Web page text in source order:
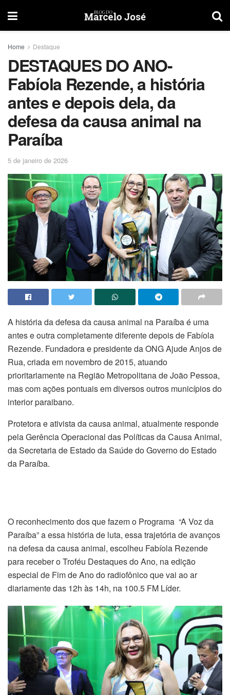
Home Destaque
DESTAQUES DO ANO-
Fabíola Rezende, a história
antes e depois dela, da
defesa da causa animal na
Paraíba
5 de janeiro de 2026
A história da defesa da causa animal na Paraíba é uma
antes e outra completamente diferente depois de Fabíola
Rezende. Fundadora e presidente da ONG Ajude Anjos de
Rua, criada em novembro de 2015, atuando
prioritariamente na Região Metropolitana de João Pessoa,
mas com ações pontuais em diversos outros municípios do
interior paraibano.
Protetora e ativista da causa animal, atualmente responde
pela Gerência Operacional das Políticas da Causa Animal,
da Secretaria de Estado da Saúde do Governo do Estado
da Paraíba.
O reconhecimento dos que fazem o Programa “A Voz da
Paraíba” a essa história de luta, essa trajetória de avanços
na defesa da causa animal, escolheu Fabíola Rezende
para receber o Troféu Destaques do Ano, na edição
especial de Fim de Ano do radiofônico que vai ao ar
diariamente das 12h às 14h, na 100.5 FM Líder.